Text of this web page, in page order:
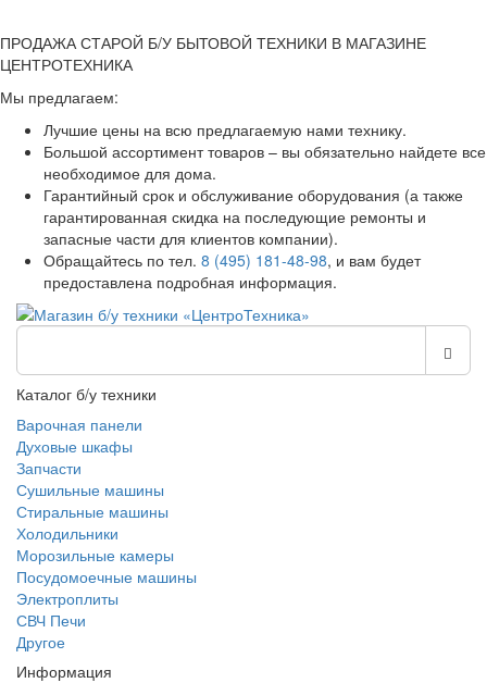
ПРОДАЖА СТАРОЙ Б/У БЫТОВОЙ ТЕХНИКИ В МАГАЗИНЕ
ЦЕНТРОТЕХНИКА
Мы предлагаем:
Лучшие цены на всю предлагаемую нами технику.
Большой ассортимент товаров – вы обязательно найдете все
необходимое для дома.
Гарантийный срок и обслуживание оборудования (а также
гарантированная скидка на последующие ремонты и
запасные части для клиентов компании).
Обращайтесь по тел. 8 (495) 181-48-98, и вам будет
предоставлена подробная информация.
Каталог б/у техники
Варочная панели
Духовые шкафы
Запчасти
Сушильные машины
Стиральные машины
Холодильники
Морозильные камеры
Посудомоечные машины
Электроплиты
СВЧ Печи
Другое
Информация